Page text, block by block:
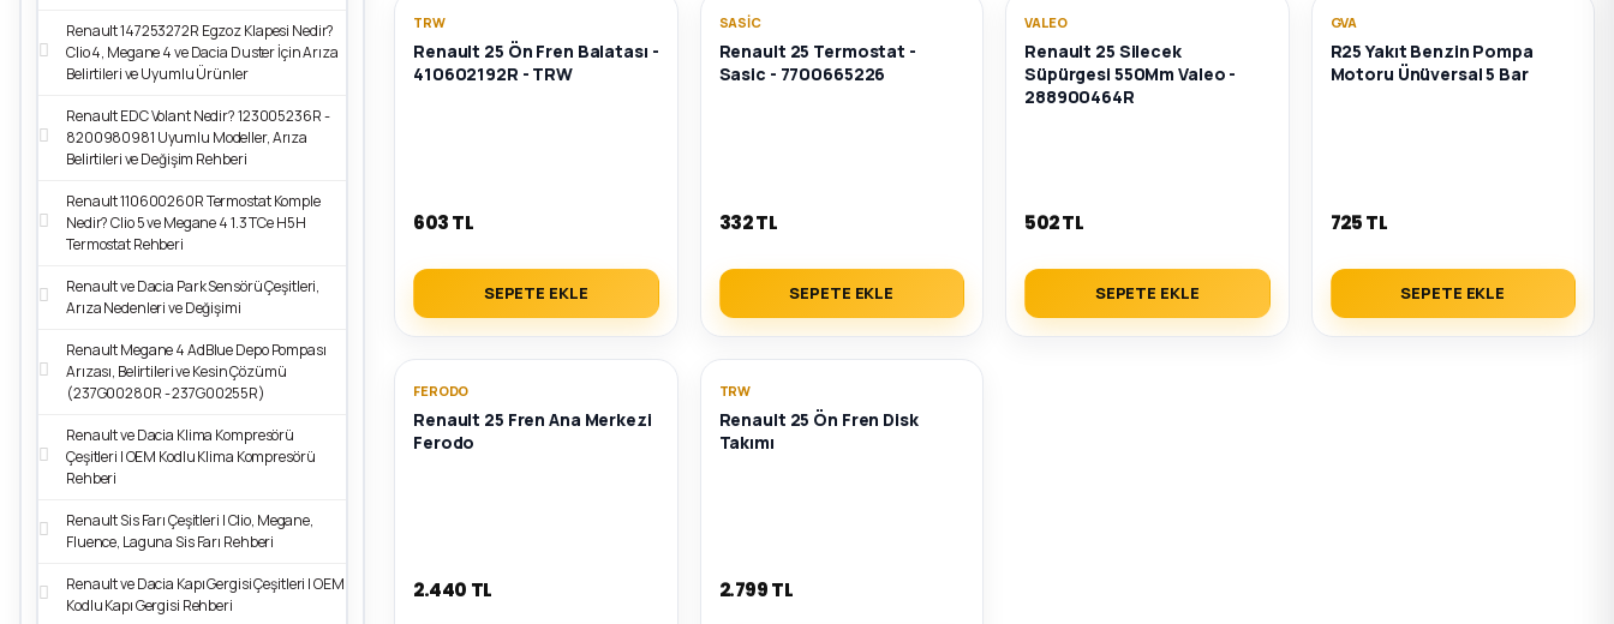
Renault 147253272R Egzoz Klapesi Nedir?
Clio 4, Megane 4 ve Dacia Duster İçin Arıza
Belirtileri ve Uyumlu Ürünler
Renault EDC Volant Nedir? 123005236R -
8200980981 Uyumlu Modeller, Arıza
Belirtileri ve Değişim Rehberi
Renault 110600260R Termostat Komple
Nedir? Clio 5 ve Megane 4 1.3 TCe H5H
Termostat Rehberi
Renault ve Dacia Park Sensörü Çeşitleri,
Arıza Nedenleri ve Değişimi
Renault Megane 4 AdBlue Depo Pompası
Arızası, Belirtileri ve Kesin Çözümü
(237G00280R - 237G00255R)
Renault ve Dacia Klima Kompresörü
Çeşitleri | OEM Kodlu Klima Kompresörü
Rehberi
Renault Sis Farı Çeşitleri | Clio, Megane,
Fluence, Laguna Sis Farı Rehberi
Renault ve Dacia Kapı Gergisi Çeşitleri | OEM
Kodlu Kapı Gergisi Rehberi
TRW
Renault 25 Ön Fren Balatası -
410602192R - TRW
603 TL
SEPETE EKLE
SASIC
Renault 25 Termostat -
Sasic - 7700665226
332 TL
SEPETE EKLE
VALEO
Renault 25 Silecek
Süpürgesi 550Mm Valeo -
288900464R
502 TL
SEPETE EKLE
GVA
R25 Yakıt Benzin Pompa
Motoru Ünüversal 5 Bar
725 TL
SEPETE EKLE
FERODO
Renault 25 Fren Ana Merkezi
Ferodo
2.440 TL
TRW
Renault 25 Ön Fren Disk
Takımı
2.799 TL